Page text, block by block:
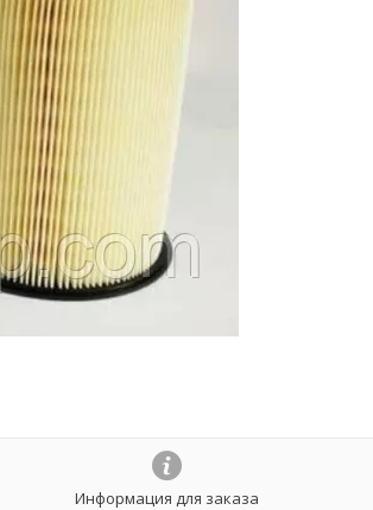
Информация для заказа